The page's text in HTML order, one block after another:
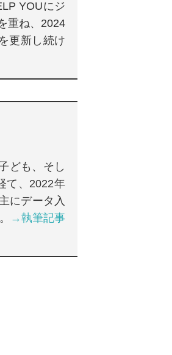
YOUにジ
重ね、2024
更新し続け
ども、そし
て、2022年
にデータ入
→執筆記事